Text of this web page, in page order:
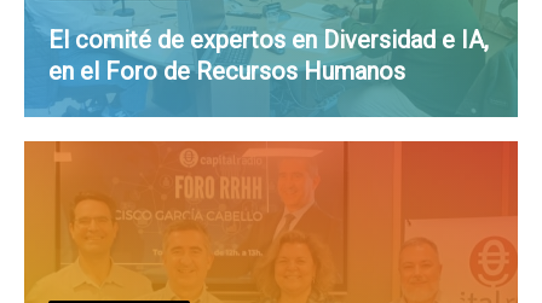
El comité de expertos en Diversidad e IA,
en el Foro de Recursos Humanos